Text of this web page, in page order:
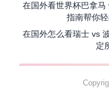
在国外看世界杯巴拿
指南帮你
在国外怎么看瑞士 vs
定